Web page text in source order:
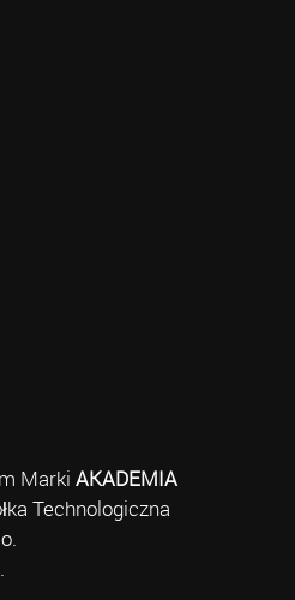
Marki AKADEMIA
Technologiczna